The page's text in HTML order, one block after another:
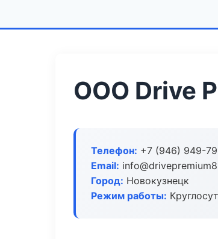
ООО Drive
Телефон: +7 (946) 949-
Email:
Город: Новокузнецк
Режим работы: